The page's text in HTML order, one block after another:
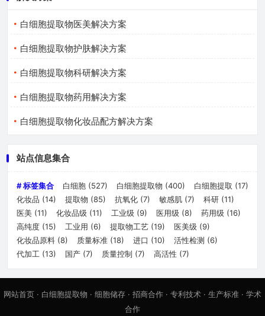
白细胞提取物医美解决方案
白细胞提取物护肤解决方案
白细胞提取物科研解决方案
白细胞提取物药用解决方案
白细胞提取物化妆品配方解决方案
站点信息集合
# 标签集合 白细胞 (527) 白细胞提取物 (400) 白细胞提取 (17)
化妆品 (14) 提取物 (85) 抗氧化 (7) 敏感肌 (7) 科研 (11)
医美 (11) 化妆品级 (11) 工业级 (9) 医用级 (8) 药用级 (16)
高纯度 (15) 工业用 (6) 提取物工艺 (19) 医美级 (9)
化妆品原料 (8) 质量标准 (18) 进口 (10) 活性检测 (6)
代加工 (13) 国产 (7) 质量控制 (7) 高活性 (7)
网站首页 · 白细胞提取物 · 细胞储存 · 招商合作 · 专利技术 · 生产标准 · 学术
合作